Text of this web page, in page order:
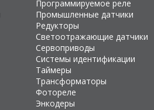
Программируемое реле
Промышленные датчики
Редукторы
Светоотражающие датчики
Сервоприводы
Системы идентификации
Таймеры
Трансформаторы
Фотореле
Энкодеры